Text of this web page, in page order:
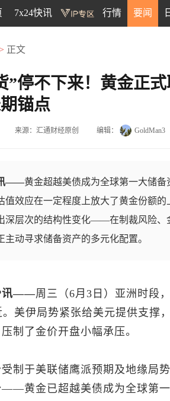
7x24快讯 行情 要闻
正文
”停不下来！黄金正
锚点
来源：汇通财经原创 编辑： GoldMan3
——黄金超越美债成为全球第一大储
值效应在一定程度上放大了黄金份额
深层次的结构性变化——在制裁风险、
主动寻求储备资产的多元化配置。
讯——周三（6月3日）亚洲时段
。美伊局势紧张给美元提供支撑
制了金价开盘小幅承压。
制于美联储鹰派预期及地缘局
——黄金已超越美债成为全球第